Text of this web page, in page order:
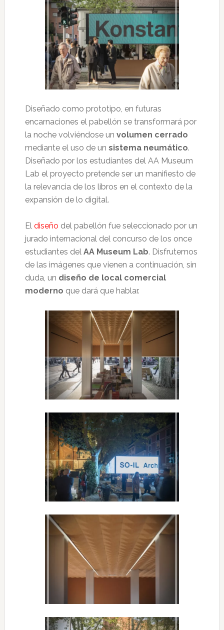
Diseñado como prototipo, en futuras
encarnaciones el pabellón se transformará por
la noche volviéndose un volumen cerrado
mediante el uso de un sistema neumático.
Diseñado por los estudiantes del AA Museum
Lab el proyecto pretende ser un manifiesto de
la relevancia de los libros en el contexto de la
expansión de lo digital.
El diseño del pabellón fue seleccionado por un
jurado internacional del concurso de los once
estudiantes del AA Museum Lab. Disfrutemos
de las imágenes que vienen a continuación, sin
duda, un diseño de local comercial
moderno que dará que hablar.